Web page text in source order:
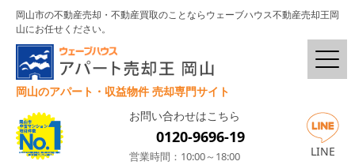
岡山市の不動産売却・不動産買取のことならウェーブハウス不動産売却王岡
山にお任せください。
岡山のアパート・収益物件 売却専門サイト
お問い合わせはこちら
0120-9696-19
営業時間：10:00～18:00 LINE